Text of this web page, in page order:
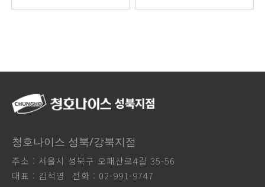
청호나이스 성북/강북지점
주소 : 서울시 성북구 오패산로4길 35-56
대표 : 김석영
전화 : 02-991-9747